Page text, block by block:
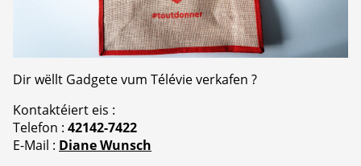
Dir wëllt Gadgete vum Télévie verkafen ?
Kontaktéiert eis :
Telefon : 42142-7422
E-Mail : Diane Wunsch